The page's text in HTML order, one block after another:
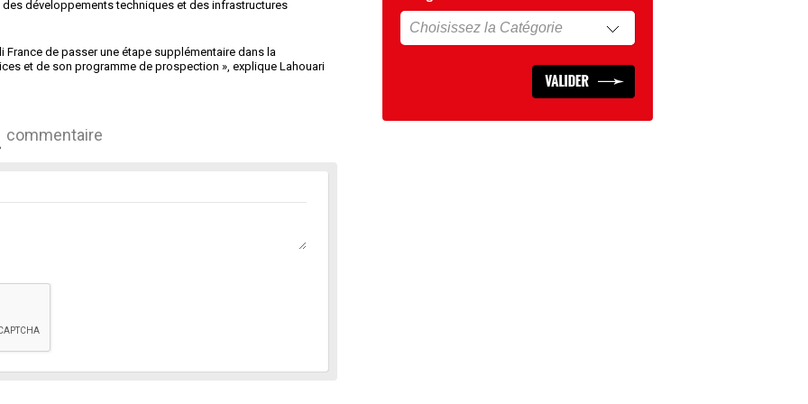
des développements techniques et des infrastructures
France de passer une étape supplémentaire dans la
et de son programme de prospection », explique Lahouari
commentaire